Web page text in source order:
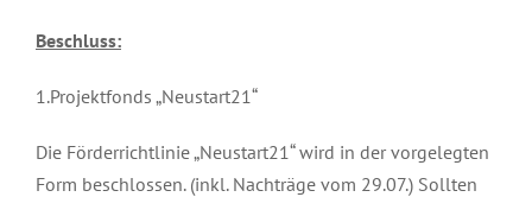
Beschluss:
1.Projektfonds „Neustart21“
Die Förderrichtlinie „Neustart21“ wird in der vorgelegten
Form beschlossen. (inkl. Nachträge vom 29.07.) Sollten